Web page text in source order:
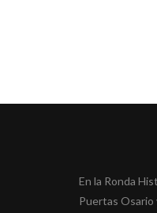
En la Ronda
Puertas Osario